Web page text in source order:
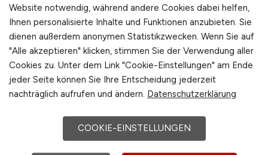
Bad Dürkheim
Website notwendig, während andere Cookies dabei helfen,
Ihnen personalisierte Inhalte und Funktionen anzubieten. Sie
dienen außerdem anonymen Statistikzwecken. Wenn Sie auf
"Alle akzeptieren" klicken, stimmen Sie der Verwendung aller
Cookies zu. Unter dem Link "Cookie-Einstellungen" am Ende
jeder Seite können Sie Ihre Entscheidung jederzeit
nachträglich aufrufen und ändern. Datenschutzerklärung
COOKIE-EINSTELLUNGEN